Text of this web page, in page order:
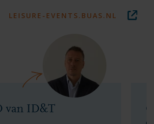
LEISURE-EVENTS.BUAS.NL
van ID&T